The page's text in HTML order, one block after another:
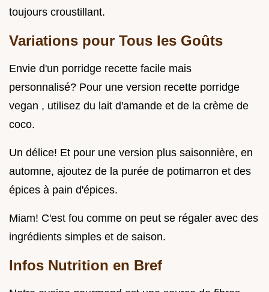
toujours croustillant.
Variations pour Tous les Goûts
Envie d'un porridge recette facile mais
personnalisé? Pour une version recette porridge
vegan , utilisez du lait d'amande et de la crème de
coco.
Un délice! Et pour une version plus saisonnière, en
automne, ajoutez de la purée de potimarron et des
épices à pain d'épices.
Miam! C'est fou comme on peut se régaler avec des
ingrédients simples et de saison.
Infos Nutrition en Bref